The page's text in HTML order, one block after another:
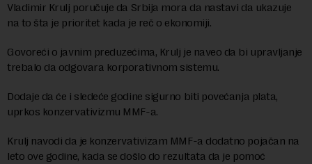
Vladimir Krulj poručuje da Srbija mora da nastavi da ukazuje
na to šta je prioritet kada je reč o ekonomiji.
Govoreći o javnim preduzećima, Krulj je naveo da bi upravljanje
trebalo da odgovara korporativnom sistemu.
Dodaje da će i sledeće godine sigurno biti povećanja plata,
uprkos konzervativizmu MMF-a.
Krulj navodi da je konzervativizam MMF-a dodatno pojačan na
leto ove godine, kada se došlo do rezultata da je pomoć